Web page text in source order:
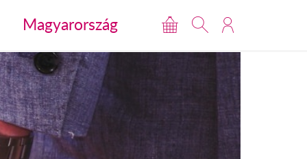
Magyarország